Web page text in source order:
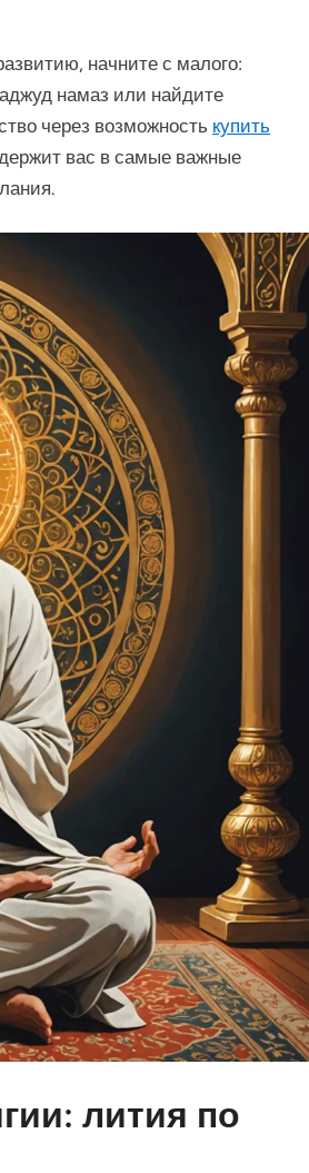
начните с малого:
намаз или найдите
через возможность купить
вас в самые важные
лития по